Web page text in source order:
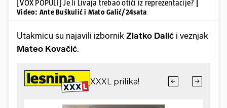
[VOX POPULI] Je li Livaja trebao otići iz reprezentacije?
Video: Ante Buškulić i Mato Galić/24sata
Utakmicu su najavili izbornik Zlatko Dalić i veznjak
Mateo Kovačić.